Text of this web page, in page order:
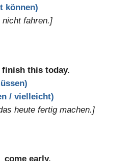
können)
fahren.]
finish this today.
/ vielleicht)
heute fertig machen.]
come early.